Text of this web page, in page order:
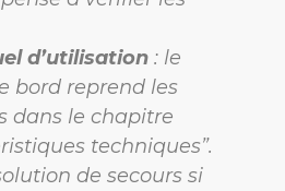
d’utilisation : le
bord reprend les
dans le chapitre
techniques”.
de secours si